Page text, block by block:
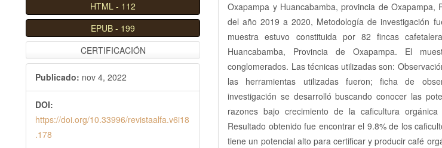
B
a
HTML- 112
EPUB- 199
CERTIFICACIÓN
Publicado: nov 4, 2022
DOI:
https://doi.org/10.33996/revistaalfa.v6i18
.178
Oxapampa y Huancabamba, provincia de Oxapampa,
del año 2019 a 2020, Metodología de investigación
muestra estuvo constituida por 82 fincas
Huancabamba, Provincia de Oxapampa. El
conglomerados. Las técnicas utilizadas son:
las herramientas utilizadas fueron; ficha de
investigación se desarrolló buscando conocer las
razones bajo crecimiento de la caficultura
Resultado obtenido fue encontrar el 9.8% de los
tiene un potencial alto para certificar y producir café